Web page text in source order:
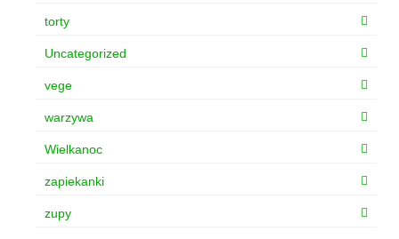
torty
Uncategorized
vege
warzywa
Wielkanoc
zapiekanki
zupy